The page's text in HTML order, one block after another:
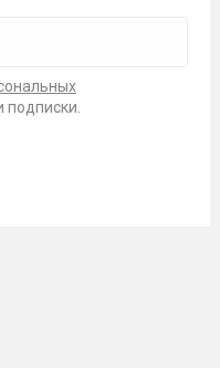
подписки.